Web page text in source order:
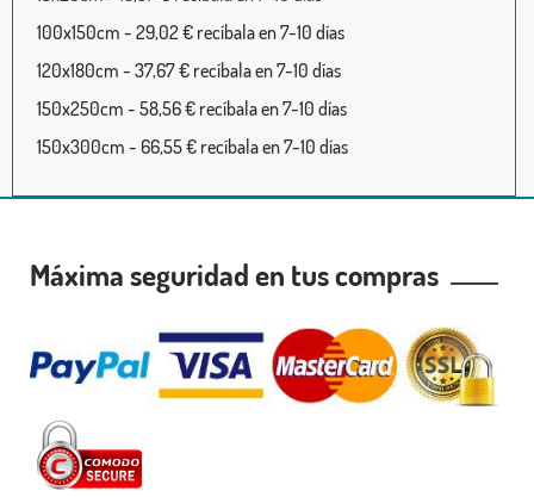
100x150cm - 29,02 € recíbala en 7-10 días
120x180cm - 37,67 € recíbala en 7-10 días
150x250cm - 58,56 € recíbala en 7-10 días
150x300cm - 66,55 € recíbala en 7-10 días
Máxima seguridad en tus compras